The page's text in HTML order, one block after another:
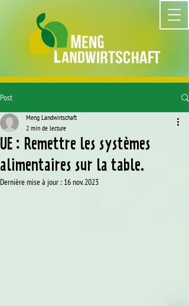
Post
UE : Remettre les systèmes
alimentaires sur la table.
Meng Landwirtschaft
2 min de lecture
Dernière mise à jour : 16 nov. 2023